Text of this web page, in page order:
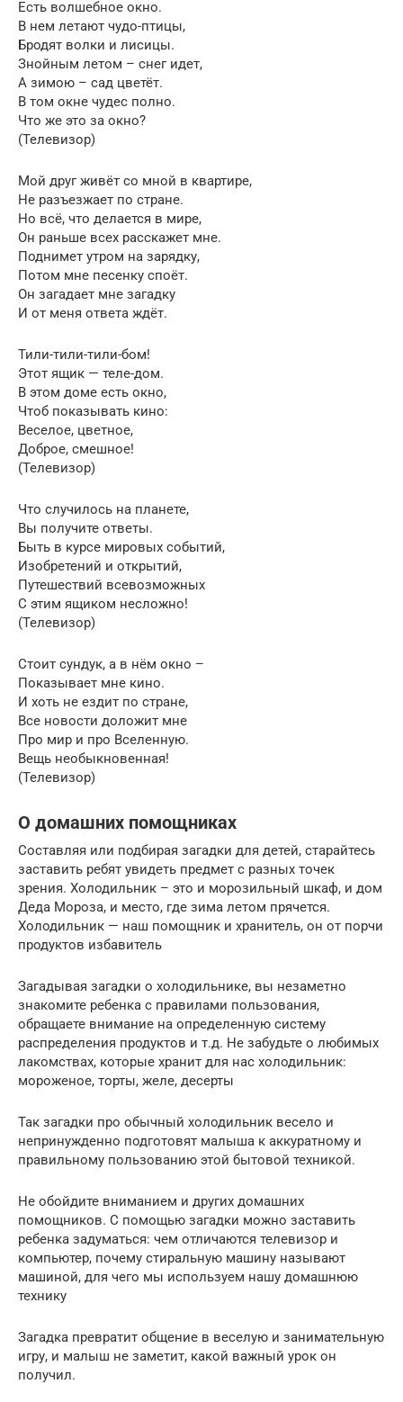
Есть волшебное окно.
В нем летают чудо-птицы,
Бродят волки и лисицы.
Знойным летом – снег идет,
А зимою – сад цветёт.
В том окне чудес полно.
Что же это за окно?
(Телевизор)
Мой друг живёт со мной в квартире,
Не разъезжает по стране.
Но всё, что делается в мире,
Он раньше всех расскажет мне.
Поднимет утром на зарядку,
Потом мне песенку споёт.
Он загадает мне загадку
И от меня ответа ждёт.
Тили-тили-тили-бом!
Этот ящик — теле-дом.
В этом доме есть окно,
Чтоб показывать кино:
Веселое, цветное,
Доброе, смешное!
(Телевизор)
Что случилось на планете,
Вы получите ответы.
Быть в курсе мировых событий,
Изобретений и открытий,
Путешествий всевозможных
С этим ящиком несложно!
(Телевизор)
Стоит сундук, а в нём окно –
Показывает мне кино.
И хоть не ездит по стране,
Все новости доложит мне
Про мир и про Вселенную.
Вещь необыкновенная!
(Телевизор)
О домашних помощниках
Составляя или подбирая загадки для детей, старайтесь
заставить ребят увидеть предмет с разных точек
зрения. Холодильник – это и морозильный шкаф, и дом
Деда Мороза, и место, где зима летом прячется.
Холодильник — наш помощник и хранитель, он от порчи
продуктов избавитель
Загадывая загадки о холодильнике, вы незаметно
знакомите ребенка с правилами пользования,
обращаете внимание на определенную систему
распределения продуктов и т.д. Не забудьте о любимых
лакомствах, которые хранит для нас холодильник:
мороженое, торты, желе, десерты
Так загадки про обычный холодильник весело и
непринужденно подготовят малыша к аккуратному и
правильному пользованию этой бытовой техникой.
Не обойдите вниманием и других домашних
помощников. С помощью загадки можно заставить
ребенка задуматься: чем отличаются телевизор и
компьютер, почему стиральную машину называют
машиной, для чего мы используем нашу домашнюю
технику
Загадка превратит общение в веселую и занимательную
игру, и малыш не заметит, какой важный урок он
получил.